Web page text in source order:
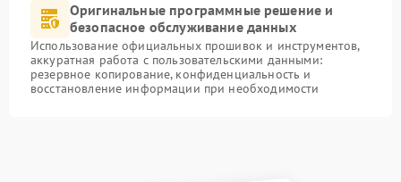
Оригинальные программные решение и
безопасное обслуживание данных
Использование официальных прошивок и инструментов,
аккуратная работа с пользовательскими данными:
резервное копирование, конфиденциальность и
восстановление информации при необходимости